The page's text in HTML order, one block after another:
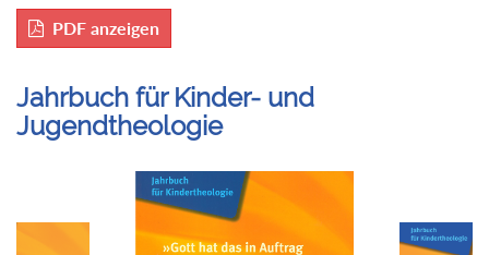
PDF anzeigen
Jahrbuch für Kinder- und
Jugendtheologie